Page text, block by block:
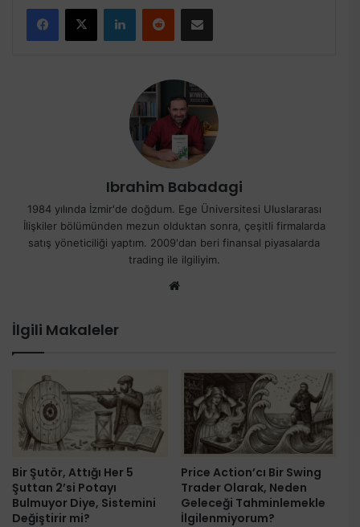
Facebook
X LinkedInReddit E-Posta ile paylaş
Ibrahim Babadagi
1984 yılında İzmir'de doğdum. Ege Üniversitesi Uluslararası
İlişkiler bölümünden mezun olduktan sonra, çeşitli firmalarda
satış yöneticiliği yaptım. 2009'dan beri finansal piyasalarda
trading ile ilgiliyim.
İlgili Makaleler
Bir Şutör, Attığı Her 5
Şuttan 2’si Potayı
Bulmuyor Diye, Sistemini
Değiştirir mi?
Price Action’cı Bir Swing
Trader Olarak, Neden
Geleceği Tahminlemekle
İlgilenmiyorum?